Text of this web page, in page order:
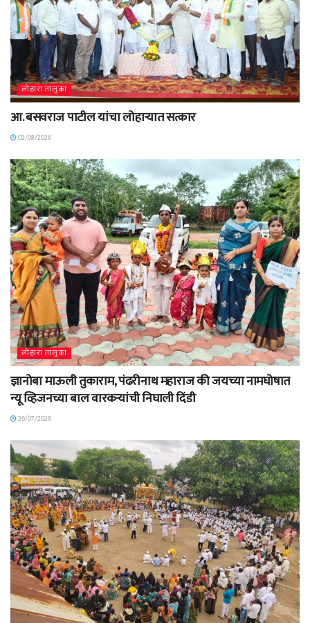
लोहारा तालुका
आ. बसवराज पाटील यांचा लोहाऱ्यात सत्कार
02/08/2026
लोहारा तालुका
ज्ञानोबा माऊली तुकाराम, पंढरीनाथ महाराज की जयच्या नामघोषात
न्यू व्हिजनच्या बाल वारकऱ्यांची निघाली दिंडी
26/07/2026